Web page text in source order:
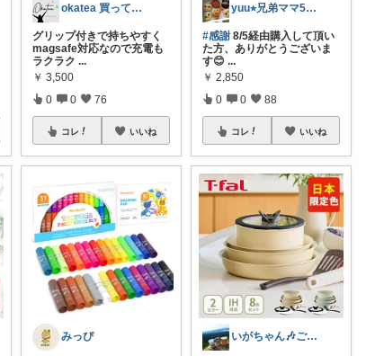
okatea 買ってよかった
グリップ付きで持ちやすく
magsafe対応なので充電も
ラクラク ...
￥ 3,500
0 0 76
コレ いいね
みっぴ
yuu⭐︎兄弟ママ5日感謝です💐
#感謝 8/5経由購入して頂い
た方、ありがとうございま
す😊...
￥ 2,850
0 0 88
コレ いいね
いがちゃん🎶ご購入感謝です🎶